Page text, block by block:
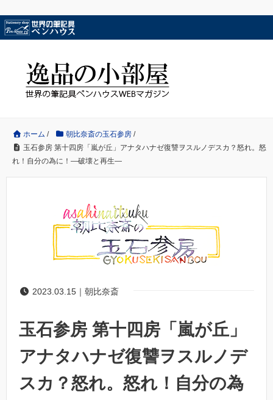
ホーム / 朝比奈斎の玉石参房 /
玉石参房 第十四房「嵐が丘」アナタハナゼ復讐ヲスルノデスカ？怒れ。怒
れ！自分の為に！―破壊と再生―
2023.03.15｜朝比奈斎
玉石参房 第十四房「嵐が丘」
アナタハナゼ復讐ヲスルノデ
スカ？怒れ。怒れ！自分の為